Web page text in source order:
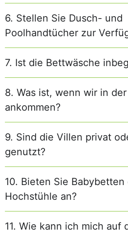
6. Stellen Sie Dusch- und
Poolhandtücher zur
7. Ist die Bettwäsche
8. Was ist, wenn wir in
ankommen?
9. Sind die Villen privat
genutzt?
10. Bieten Sie Babybetten
Hochstühle an?
11. Wie kann ich mich auf